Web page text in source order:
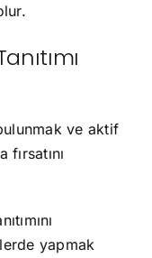
ve aktif
yapmak